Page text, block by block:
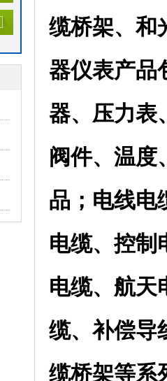
缆桥架、和
器仪表产品
器、压力表
阀件、温度
品；电线电
电缆、控制
电缆、航天
缆、补偿导
缆桥架等系